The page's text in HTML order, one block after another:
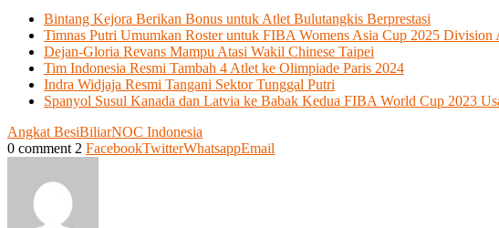
Bintang Kejora Berikan Bonus untuk Atlet Bulutangkis Berprestasi
Timnas Putri Umumkan Roster untuk FIBA Womens Asia Cup 2025 Division
Dejan-Gloria Revans Mampu Atasi Wakil Chinese Taipei
Tim Indonesia Resmi Tambah 4 Atlet ke Olimpiade Paris 2024
Indra Widjaja Resmi Tangani Sektor Tunggal Putri
Spanyol Susul Kanada dan Latvia ke Babak Kedua FIBA World Cup 2023
Angkat BesiBiliarNOC Indonesia
0 comment 2 FacebookTwitterWhatsappEmail